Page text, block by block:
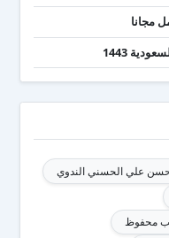
علي الحسني الندوي
محفوظ